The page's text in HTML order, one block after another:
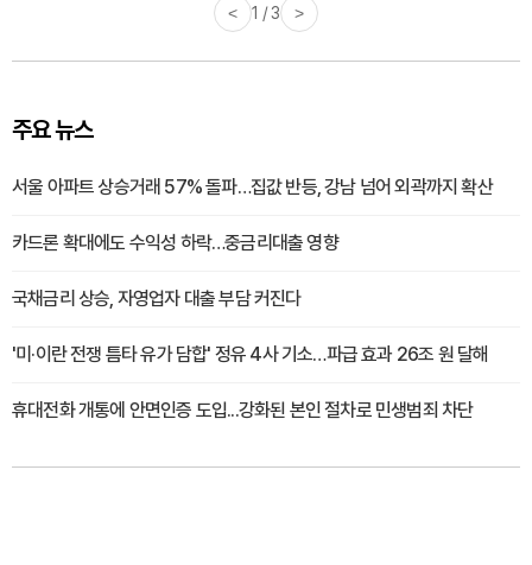
< 1 / 3 >
주요 뉴스
서울 아파트 상승거래 57% 돌파…집값 반등, 강남 넘어 외곽까지 확산
카드론 확대에도 수익성 하락…중금리대출 영향
국채금리 상승, 자영업자 대출 부담 커진다
'미·이란 전쟁 틈타 유가 담합' 정유 4사 기소…파급 효과 26조 원 달해
휴대전화 개통에 안면인증 도입...강화된 본인 절차로 민생범죄 차단